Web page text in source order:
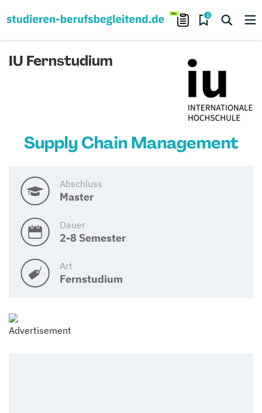
0
IU Fernstudium
Supply Chain Management
Abschluss
Master
Dauer
2-8 Semester
Art
Fernstudium